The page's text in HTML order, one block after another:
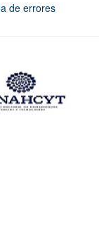
de errores